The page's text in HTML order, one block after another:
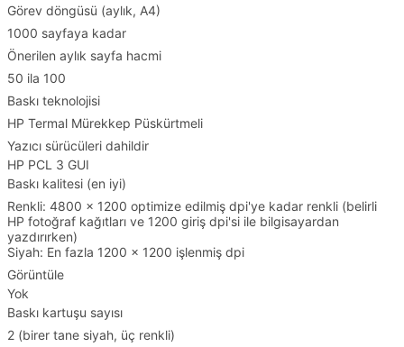
Görev döngüsü (aylık, A4)
1000 sayfaya kadar
Önerilen aylık sayfa hacmi
50 ila 100
Baskı teknolojisi
HP Termal Mürekkep Püskürtmeli
Yazıcı sürücüleri dahildir
HP PCL 3 GUI
Baskı kalitesi (en iyi)
Renkli: 4800 x 1200 optimize edilmiş dpi'ye kadar renkli (belirli
HP fotoğraf kağıtları ve 1200 giriş dpi'si ile bilgisayardan
yazdırırken)
Siyah: En fazla 1200 x 1200 işlenmiş dpi
Görüntüle
Yok
Baskı kartuşu sayısı
2 (birer tane siyah, üç renkli)